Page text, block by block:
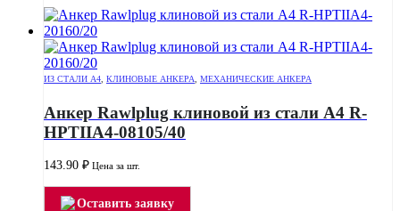
ИЗ СТАЛИ А4, КЛИНОВЫЕ АНКЕРА, МЕХАНИЧЕСКИЕ АНКЕРА
Анкер Rawlplug клиновой из стали А4 R-
HPTIIA4-08105/40
143.90 ₽ Цена за шт.
Оставить заявку